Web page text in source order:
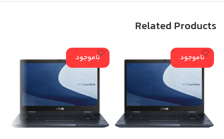
Related Products
ناموجود ناموجود